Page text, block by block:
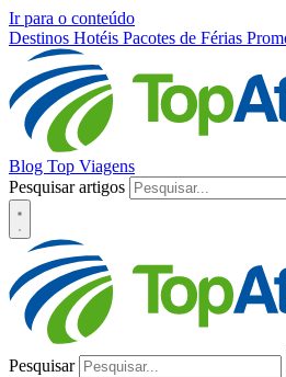
Ir para o conteúdo
Destinos Hotéis Pacotes de Férias
Blog Top Viagens
Pesquisar artigos
Pesquisar